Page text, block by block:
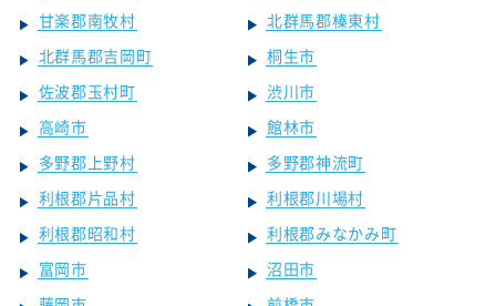
甘楽郡南牧村
北群馬郡榛東村
北群馬郡吉岡町
桐生市
佐波郡玉村町
渋川市
高崎市
館林市
多野郡上野村
多野郡神流町
利根郡片品村
利根郡川場村
利根郡昭和村
利根郡みなかみ町
富岡市
沼田市